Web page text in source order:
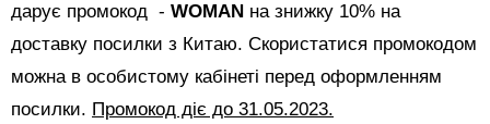
дарує промокод - WOMAN на знижку 10% на
доставку посилки з Китаю. Скористатися промокодом
можна в особистому кабінеті перед оформленням
посилки. Промокод діє до 31.05.2023.